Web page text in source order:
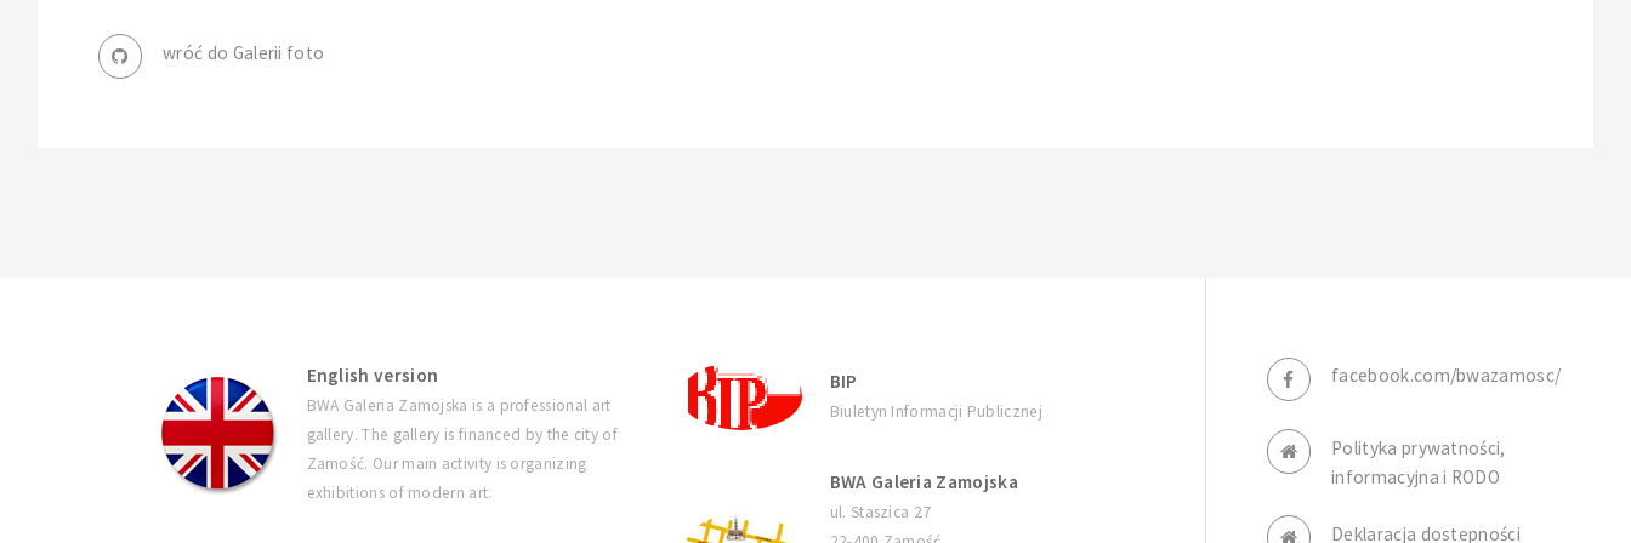
wróć do Galerii foto
English version
BWA Galeria Zamojska is a professional art
gallery. The gallery is financed by the city of
Zamość. Our main activity is organizing
exhibitions of modern art.
BIP
Biuletyn Informacji Publicznej
BWA Galeria Zamojska
ul. Staszica 27
facebook.com/bwazamosc/
Polityka prywatności,
informacyjna i RODO
Deklaracja dostepności